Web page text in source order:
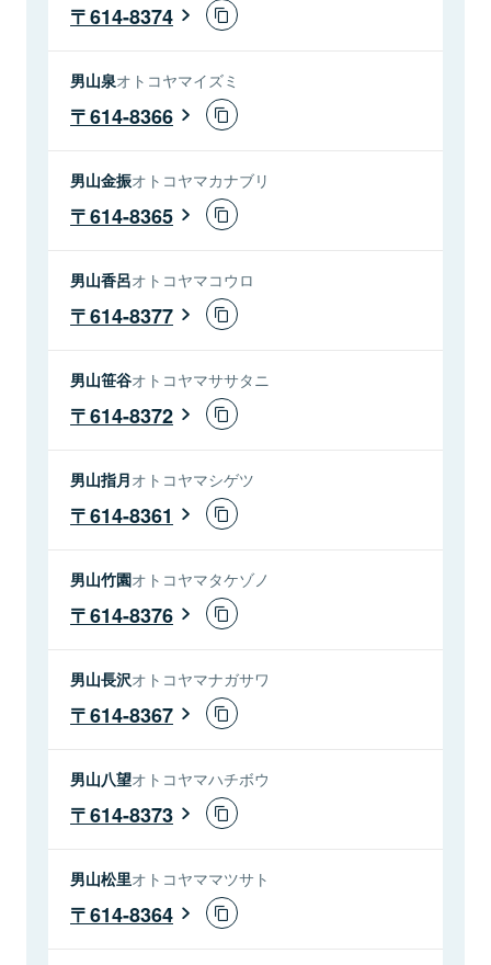
614-8374
男山泉オトコヤマイズミ
614-8366
男山金振オトコヤマカナブリ
614-8365
男山香呂オトコヤマコウロ
614-8377
男山笹谷オトコヤマササタニ
614-8372
男山指月オトコヤマシゲツ
614-8361
男山竹園オトコヤマタケゾノ
614-8376
男山長沢オトコヤマナガサワ
614-8367
男山八望オトコヤマハチボウ
614-8373
男山松里オトコヤママツサト
614-8364